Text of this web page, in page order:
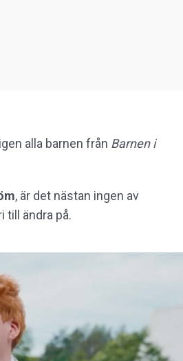
alla barnen från Barnen i
, är det nästan ingen av
till ändra på.